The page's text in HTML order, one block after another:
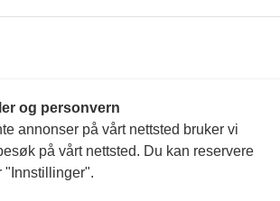
Dagligvarehandelen AS
1035
og personvern
annonser på vårt nettsted bruker vi
på vårt nettsted. Du kan reservere
"Innstillinger".